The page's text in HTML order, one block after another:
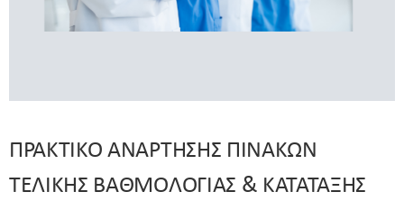
ΠΡΑΚΤΙΚΟ ΑΝΑΡΤΗΣΗΣ ΠΙΝΑΚΩΝ
ΤΕΛΙΚΗΣ ΒΑΘΜΟΛΟΓΙΑΣ & ΚΑΤΑΤΑΞΗΣ